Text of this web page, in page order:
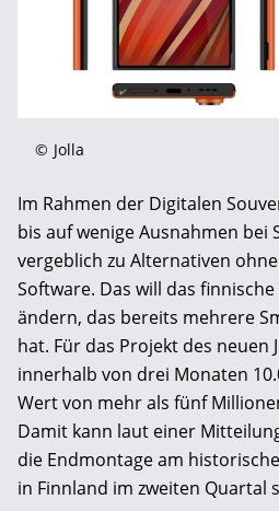
© Jolla
Im Rahmen der Digitalen
bis auf wenige Ausnahmen bei
vergeblich zu Alternativen
Software. Das will das
ändern, das bereits mehrere
hat. Für das Projekt des neuen
innerhalb von drei Monaten
Wert von mehr als fünf
Damit kann laut einer
die Endmontage am
in Finnland im zweiten Quartal